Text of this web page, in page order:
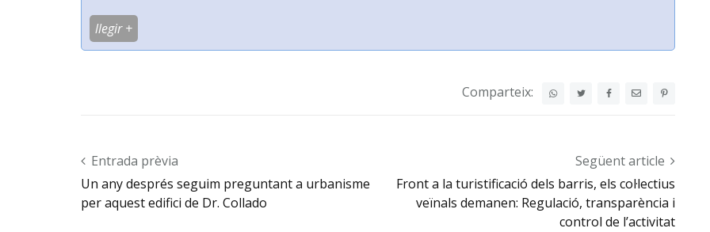
llegir +
Comparteix:
Post navigation
Entrada prèvia
Un any després seguim preguntant a urbanisme
per aquest edifici de Dr. Collado
Següent article
Front a la turistificació dels barris, els col·lectius
veïnals demanen: Regulació, transparència i
control de l’activitat